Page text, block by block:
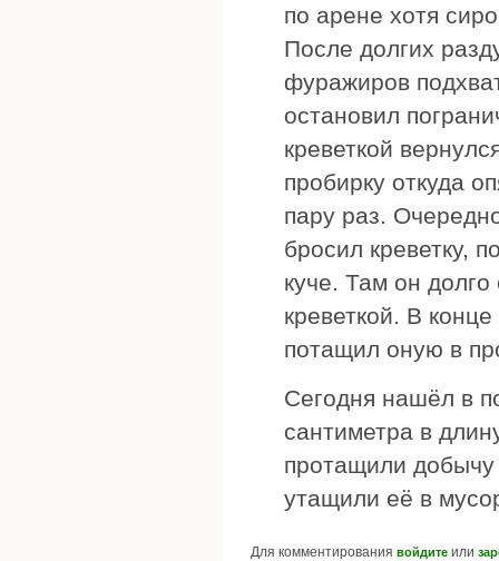
по арене хотя
После долгих
фуражиров
остановил
креветкой
пробирку откуда
пару раз.
бросил креветку,
куче. Там он
креветкой. В
потащил оную в
Сегодня нашёл в
сантиметра в
протащили добычу
утащили её в
Для комментирования войдите или